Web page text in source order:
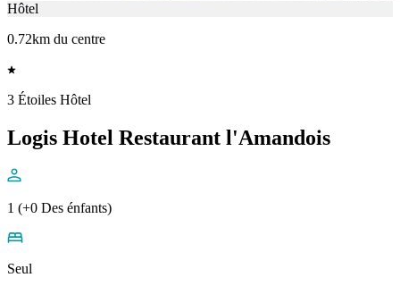
Hôtel
0.72km du centre
3 Étoiles Hôtel
Logis Hotel Restaurant l'Amandois
1 (+0 Des énfants)
Seul